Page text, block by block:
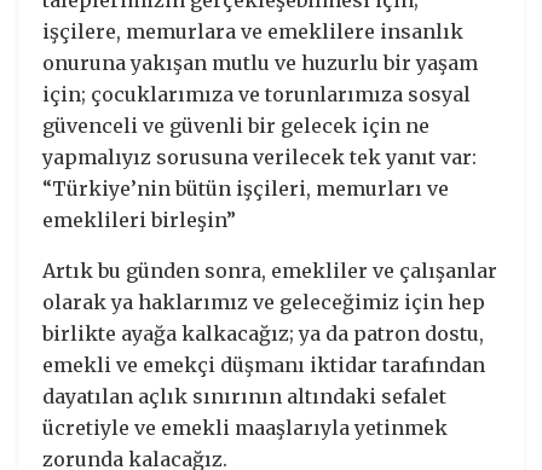
işçilere, memurlara ve emeklilere insanlık
onuruna yakışan mutlu ve huzurlu bir yaşam
için; çocuklarımıza ve torunlarımıza sosyal
güvenceli ve güvenli bir gelecek için ne
yapmalıyız sorusuna verilecek tek yanıt var:
“Türkiye’nin bütün işçileri, memurları ve
emeklileri birleşin”
Artık bu günden sonra, emekliler ve çalışanlar
olarak ya haklarımız ve geleceğimiz için hep
birlikte ayağa kalkacağız; ya da patron dostu,
emekli ve emekçi düşmanı iktidar tarafından
dayatılan açlık sınırının altındaki sefalet
ücretiyle ve emekli maaşlarıyla yetinmek
zorunda kalacağız.